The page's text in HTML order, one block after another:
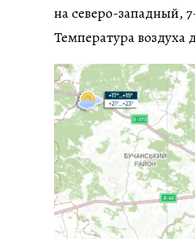
на северо-западный,
Температура воздуха